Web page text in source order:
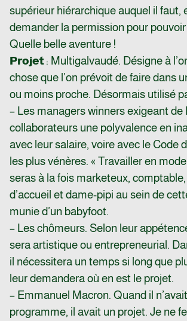
supérieur hiérarchique auquel il faut,
demander la permission pour
Quelle belle aventure !
Projet: Multigalvaudé. Désigne à
chose que l’on prévoit de faire dans
ou moins proche. Désormais utilisé
– Les managers winners exigeant de
collaborateurs une polyvalence en
avec leur salaire, voire avec le Code
les plus vénères. « Travailler en
seras à la fois marketeux,
d’accueil et dame-pipi au sein de
munie d’un babyfoot.
– Les chômeurs. Selon leur
sera artistique ou entrepreneurial.
il nécessitera un temps si long que
leur demandera où en est le projet.
– Emmanuel Macron. Quand il
programme, il avait un projet. Je ne